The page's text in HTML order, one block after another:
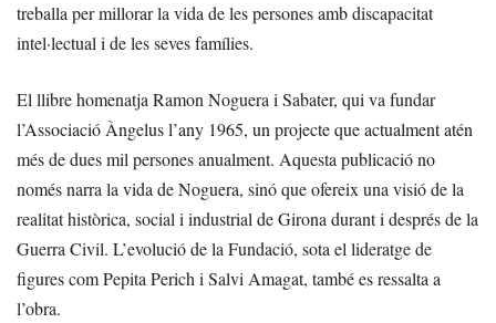
treballa per millorar la vida de les persones amb discapacitat
intel·lectual i de les seves famílies.
El llibre homenatja Ramon Noguera i Sabater, qui va fundar
l’Associació Àngelus l’any 1965, un projecte que actualment atén
més de dues mil persones anualment. Aquesta publicació no
només narra la vida de Noguera, sinó que ofereix una visió de la
realitat històrica, social i industrial de Girona durant i després de la
Guerra Civil. L’evolució de la Fundació, sota el lideratge de
figures com Pepita Perich i Salvi Amagat, també es ressalta a
l’obra.